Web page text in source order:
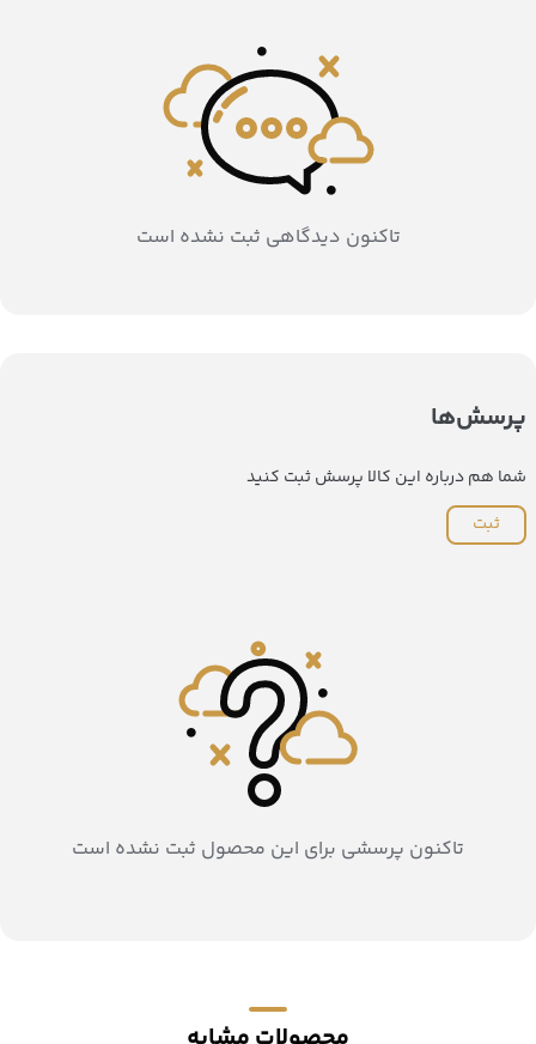
تاکنون دیدگاهی ثبت نشده است
پرسش‌ها
شما هم درباره این کالا پرسش ثبت کنید
ثبت
تاکنون پرسشی برای این محصول ثبت نشده است